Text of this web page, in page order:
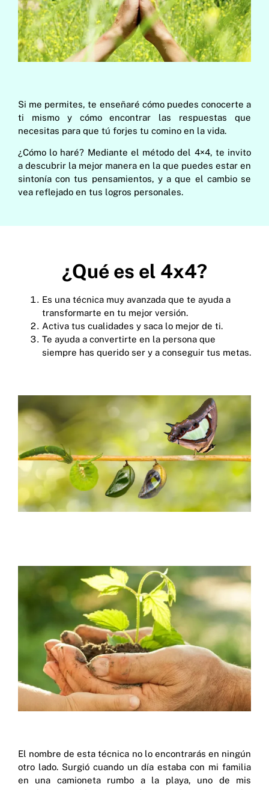
Si me permites, te enseñaré cómo puedes conocerte a
ti mismo y cómo encontrar las respuestas que
necesitas para que tú forjes tu comino en la vida.
¿Cómo lo haré? Mediante el método del 4×4, te invito
a descubrir la mejor manera en la que puedes estar en
sintonía con tus pensamientos, y a que el cambio se
vea reflejado en tus logros personales.
¿Qué es el 4x4?
Es una técnica muy avanzada que te ayuda a
transformarte en tu mejor versión.
Activa tus cualidades y saca lo mejor de ti.
Te ayuda a convertirte en la persona que
siempre has querido ser y a conseguir tus metas.
El nombre de esta técnica no lo encontrarás en ningún
otro lado. Surgió cuando un día estaba con mi familia
en una camioneta rumbo a la playa, uno de mis